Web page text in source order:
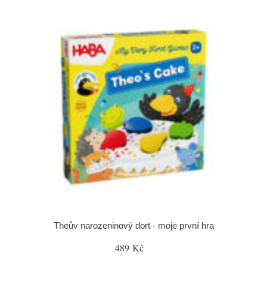
Theův narozeninový dort - moje první hra
489 Kč